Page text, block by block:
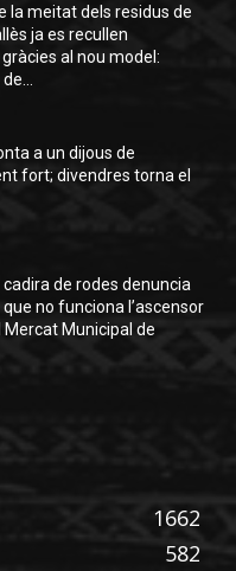
la meitat dels residus de
ja es recullen
al nou model:
a un dijous de
fort; divendres torna el
de rodes denuncia
no funciona l’ascensor
Mercat Municipal de
1662
582